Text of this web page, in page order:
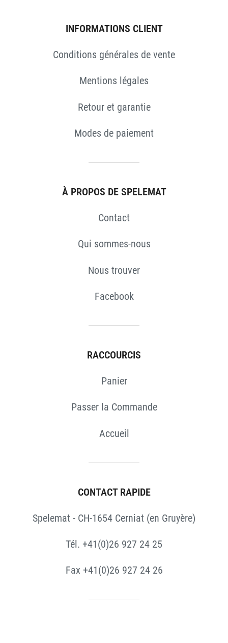
INFORMATIONS CLIENT
Conditions générales de vente
Mentions légales
Retour et garantie
Modes de paiement
À PROPOS DE SPELEMAT
Contact
Qui sommes-nous
Nous trouver
Facebook
RACCOURCIS
Panier
Passer la Commande
Accueil
CONTACT RAPIDE
Spelemat - CH-1654 Cerniat (en Gruyère)
Tél. +41(0)26 927 24 25
Fax +41(0)26 927 24 26